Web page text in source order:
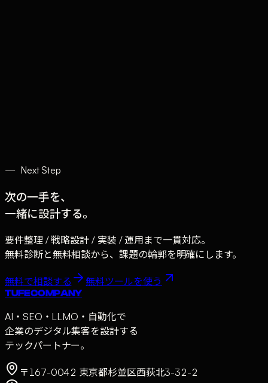
—Next Step
次の一手を、
一緒に設計する。
要件整理 / 戦略設計 / 実装 / 運用まで一貫対応。
無料診断と無料相談から、課題の輪郭を明確にします。
無料で相談する 無料ツールを使う
TUFE COMPANY
AI・SEO・LLMO・自動化で
企業のデジタル集客を設計する
テックパートナー。
〒167-0042 東京都杉並区西荻北3-32-2